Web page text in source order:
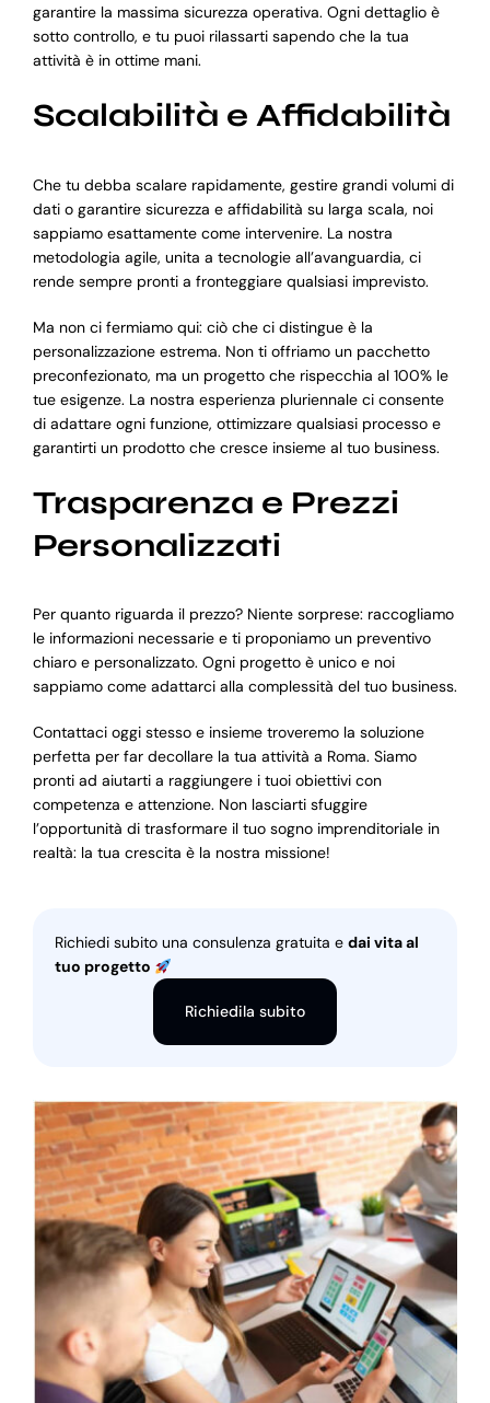
garantire la massima sicurezza operativa. Ogni dettaglio è
sotto controllo, e tu puoi rilassarti sapendo che la tua
attività è in ottime mani.
Scalabilità e Affidabilità
Che tu debba scalare rapidamente, gestire grandi volumi di
dati o garantire sicurezza e affidabilità su larga scala, noi
sappiamo esattamente come intervenire. La nostra
metodologia agile, unita a tecnologie all’avanguardia, ci
rende sempre pronti a fronteggiare qualsiasi imprevisto.
Ma non ci fermiamo qui: ciò che ci distingue è la
personalizzazione estrema. Non ti offriamo un pacchetto
preconfezionato, ma un progetto che rispecchia al 100% le
tue esigenze. La nostra esperienza pluriennale ci consente
di adattare ogni funzione, ottimizzare qualsiasi processo e
garantirti un prodotto che cresce insieme al tuo business.
Trasparenza e Prezzi
Personalizzati
Per quanto riguarda il prezzo? Niente sorprese: raccogliamo
le informazioni necessarie e ti proponiamo un preventivo
chiaro e personalizzato. Ogni progetto è unico e noi
sappiamo come adattarci alla complessità del tuo business.
Contattaci oggi stesso e insieme troveremo la soluzione
perfetta per far decollare la tua attività a Roma. Siamo
pronti ad aiutarti a raggiungere i tuoi obiettivi con
competenza e attenzione. Non lasciarti sfuggire
l’opportunità di trasformare il tuo sogno imprenditoriale in
realtà: la tua crescita è la nostra missione!
Richiedi subito una consulenza gratuita e dai vita al
tuo progetto
Richiedila subito